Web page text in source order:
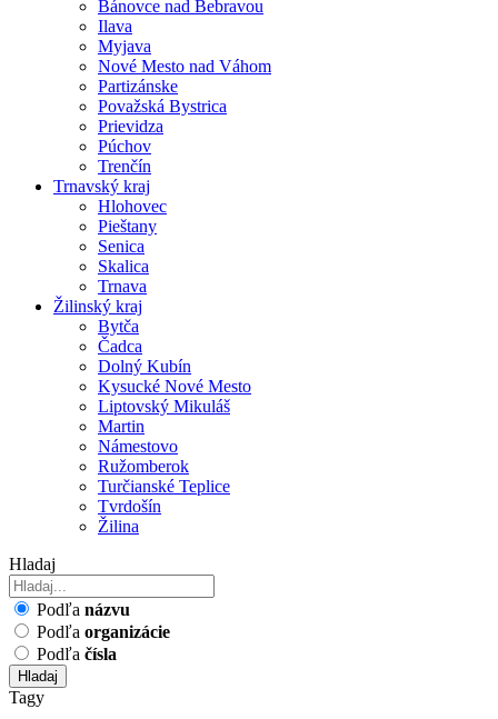
Bánovce nad Bebravou
Ilava
Myjava
Nové Mesto nad Váhom
Partizánske
Považská Bystrica
Prievidza
Púchov
Trenčín
Trnavský kraj
Hlohovec
Pieštany
Senica
Skalica
Trnava
Žilinský kraj
Bytča
Čadca
Dolný Kubín
Kysucké Nové Mesto
Liptovský Mikuláš
Martin
Námestovo
Ružomberok
Turčianské Teplice
Tvrdošín
Žilina
Hladaj
Podľa názvu
Podľa organizácie
Podľa čísla
Hladaj
Tagy